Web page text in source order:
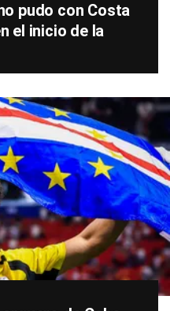
pudo con Costa
el inicio de la